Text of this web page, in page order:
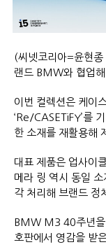
(씨넷코리아=윤현
랜드 BMW와 협업
이번 컬렉션은 케이
‘Re/CASETiFY’를
한 소재를 재활용해
대표 제품은 업사이
메라 링 역시 동일
각 처리해 브랜드
BMW M3 40주년을
호판에서 영감을 받